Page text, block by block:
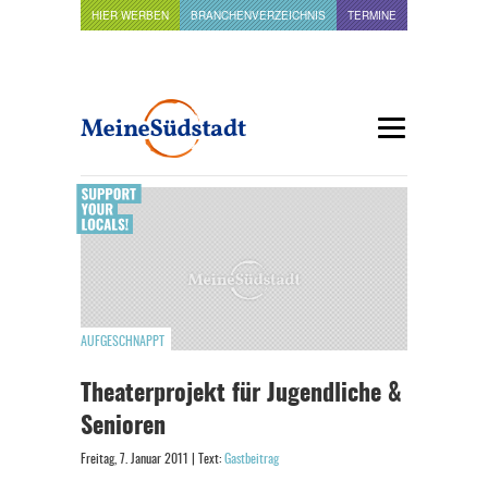
HIER WERBEN BRANCHENVERZEICHNIS TERMINE
AUFGESCHNAPPT
Theaterprojekt für Jugendliche &
Senioren
Freitag, 7. Januar 2011 | Text: Gastbeitrag